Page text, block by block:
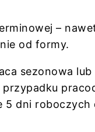
–
od formy.
sezonowa
dni roboczych